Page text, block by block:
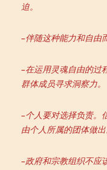
迫。
–伴随这种能力和自由
–在运用灵魂自由的过
群体成员寻求洞察力。
–个人要对选择负责。
由个人所属的团体做出
–政府和宗教组织不应